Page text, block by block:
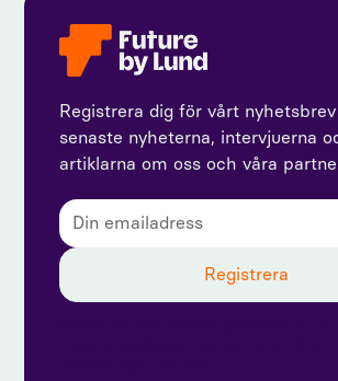
Registrera dig för vårt
senaste nyheterna, intervjuerna
artiklarna om oss och våra